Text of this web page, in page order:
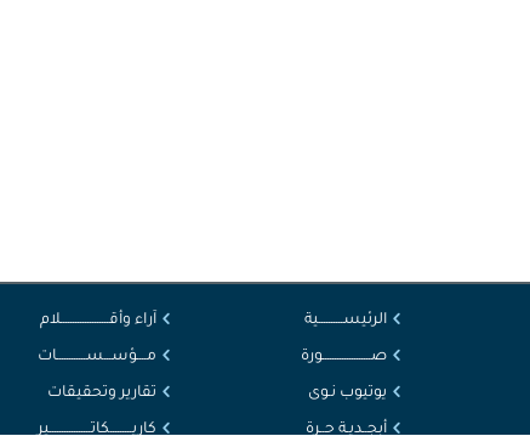
الرئيســــــــــية آراء وأقــــــــــــــــــــلام
صــــــــــــــــــــورة مــــؤســـســــــــــــات
يوتيوب نـوى تقارير وتحقيقات
أبجــديـة حــرة كاريـــــــــكاتـــــــــــــــــير